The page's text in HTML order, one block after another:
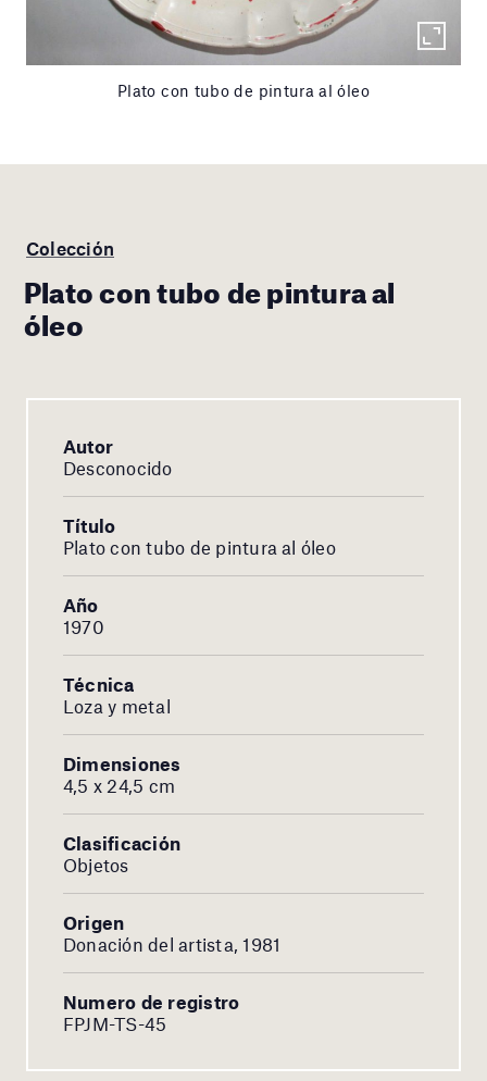
Plato con tubo de pintura al óleo
Colección
Plato con tubo de pintura al
óleo
Autor
Desconocido
Título
Plato con tubo de pintura al óleo
Año
1970
Técnica
Loza y metal
Dimensiones
4,5 x 24,5 cm
Clasificación
Objetos
Origen
Donación del artista, 1981
Numero de registro
FPJM-TS-45